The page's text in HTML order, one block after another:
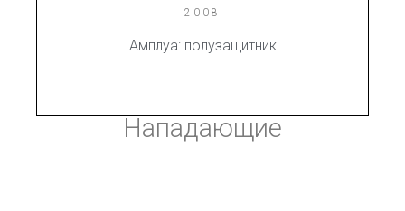
2008
Амплуа: полузащитник
Нападающие